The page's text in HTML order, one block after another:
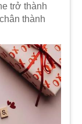
trở thành
thành